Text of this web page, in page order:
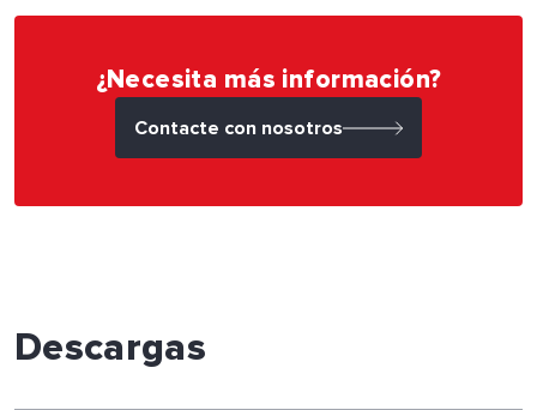
¿Necesita más información?
Contacte con nosotros
Descargas